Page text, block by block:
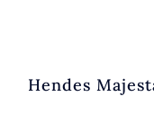
Hendes